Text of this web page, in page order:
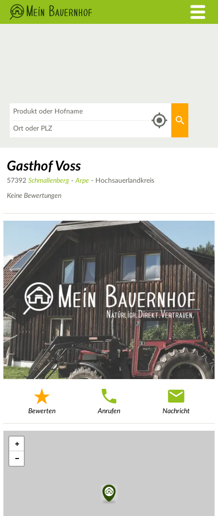
Gasthof Voss
57392 Schmallenberg -Arpe - Hochsauerlandkreis
Keine Bewertungen
Bewerten Anrufen Nachricht
+
−